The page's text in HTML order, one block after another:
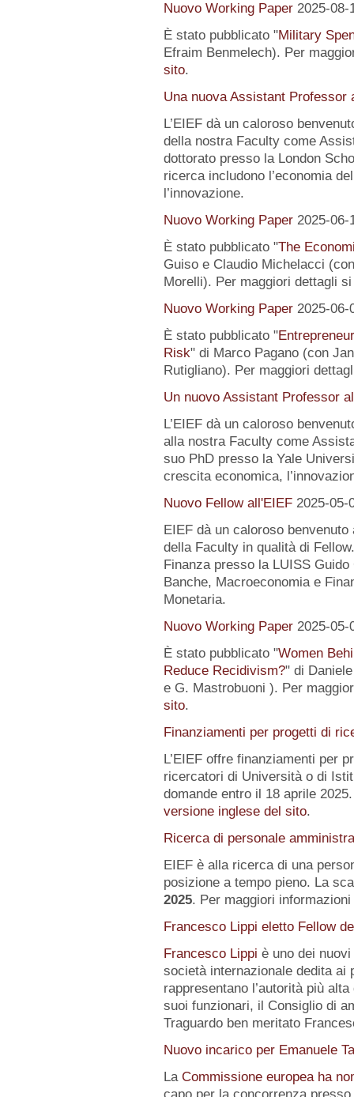
Nuovo Working Paper 2025-08-
È stato pubblicato "Military
Efraim Benmelech). Per
sito.
Una nuova Assistant Professor
L’EIEF dà un caloroso
della nostra Faculty come
dottorato presso la London
ricerca includono l’economia
l’innovazione.
Nuovo Working Paper 2025-06-
È stato pubblicato "The
Guiso e Claudio Michelacci
Morelli). Per maggiori dettagli
Nuovo Working Paper 2025-06-
È stato pubblicato "
Risk" di Marco Pagano (con
Rutigliano). Per maggiori
Un nuovo Assistant Professor
L’EIEF dà un caloroso
alla nostra Faculty come
suo PhD presso la Yale
crescita economica,
Nuovo Fellow all'EIEF 2025-05-
EIEF dà un caloroso
della Faculty in qualità di
Finanza presso la LUISS
Banche, Macroeconomia e
Monetaria.
Nuovo Working Paper 2025-05-
È stato pubblicato "Women
Reduce Recidivism?" di
e G. Mastrobuoni ). Per
sito.
Finanziamenti per progetti di
L’EIEF offre finanziamenti per
ricercatori di Università o di
domande entro il 18 aprile
versione inglese del sito.
Ricerca di personale
EIEF è alla ricerca di una
posizione a tempo pieno. La
2025. Per maggiori informazioni
Francesco Lippi eletto Fellow
Francesco Lippi è uno dei nuovi
società internazionale dedita ai
rappresentano l’autorità più
suoi funzionari, il Consiglio di
Traguardo ben meritato
Nuovo incarico per Emanuele
La Commissione europea ha